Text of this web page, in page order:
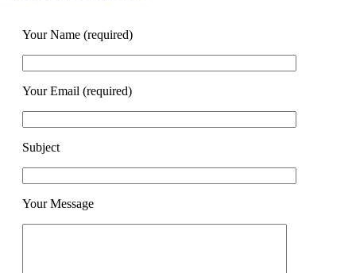
Your Name (required)
Your Email (required)
Subject
Your Message